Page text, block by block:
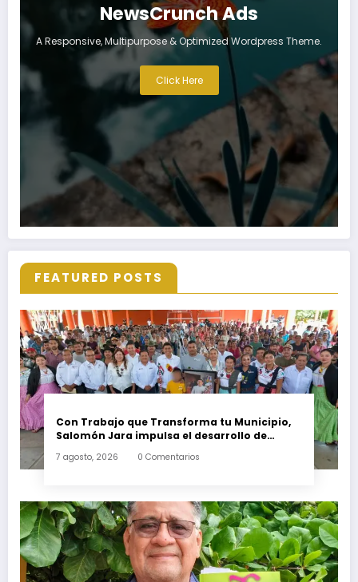
NewsCrunch Ads
A Responsive, Multipurpose & Optimized Wordpress Theme.
Click Here
FEATURED POSTS
Con Trabajo que Transforma tu Municipio,
Salomón Jara impulsa el desarrollo de
7 agosto, 2026 0 Comentarios